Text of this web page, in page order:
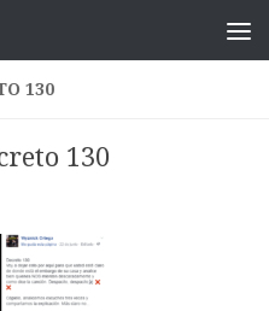
130
130